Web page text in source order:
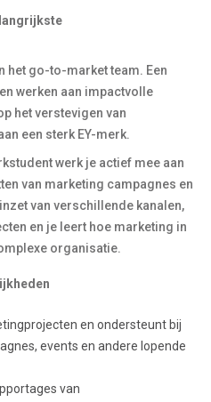
het go-to-market team. Een
werken aan impactvolle
het verstevigen van
een sterk EY-merk.
werk je actief mee aan
van marketing campagnes en
van verschillende kanalen,
en je leert hoe marketing in
organisatie.
en ondersteunt bij
events en andere lopende
van